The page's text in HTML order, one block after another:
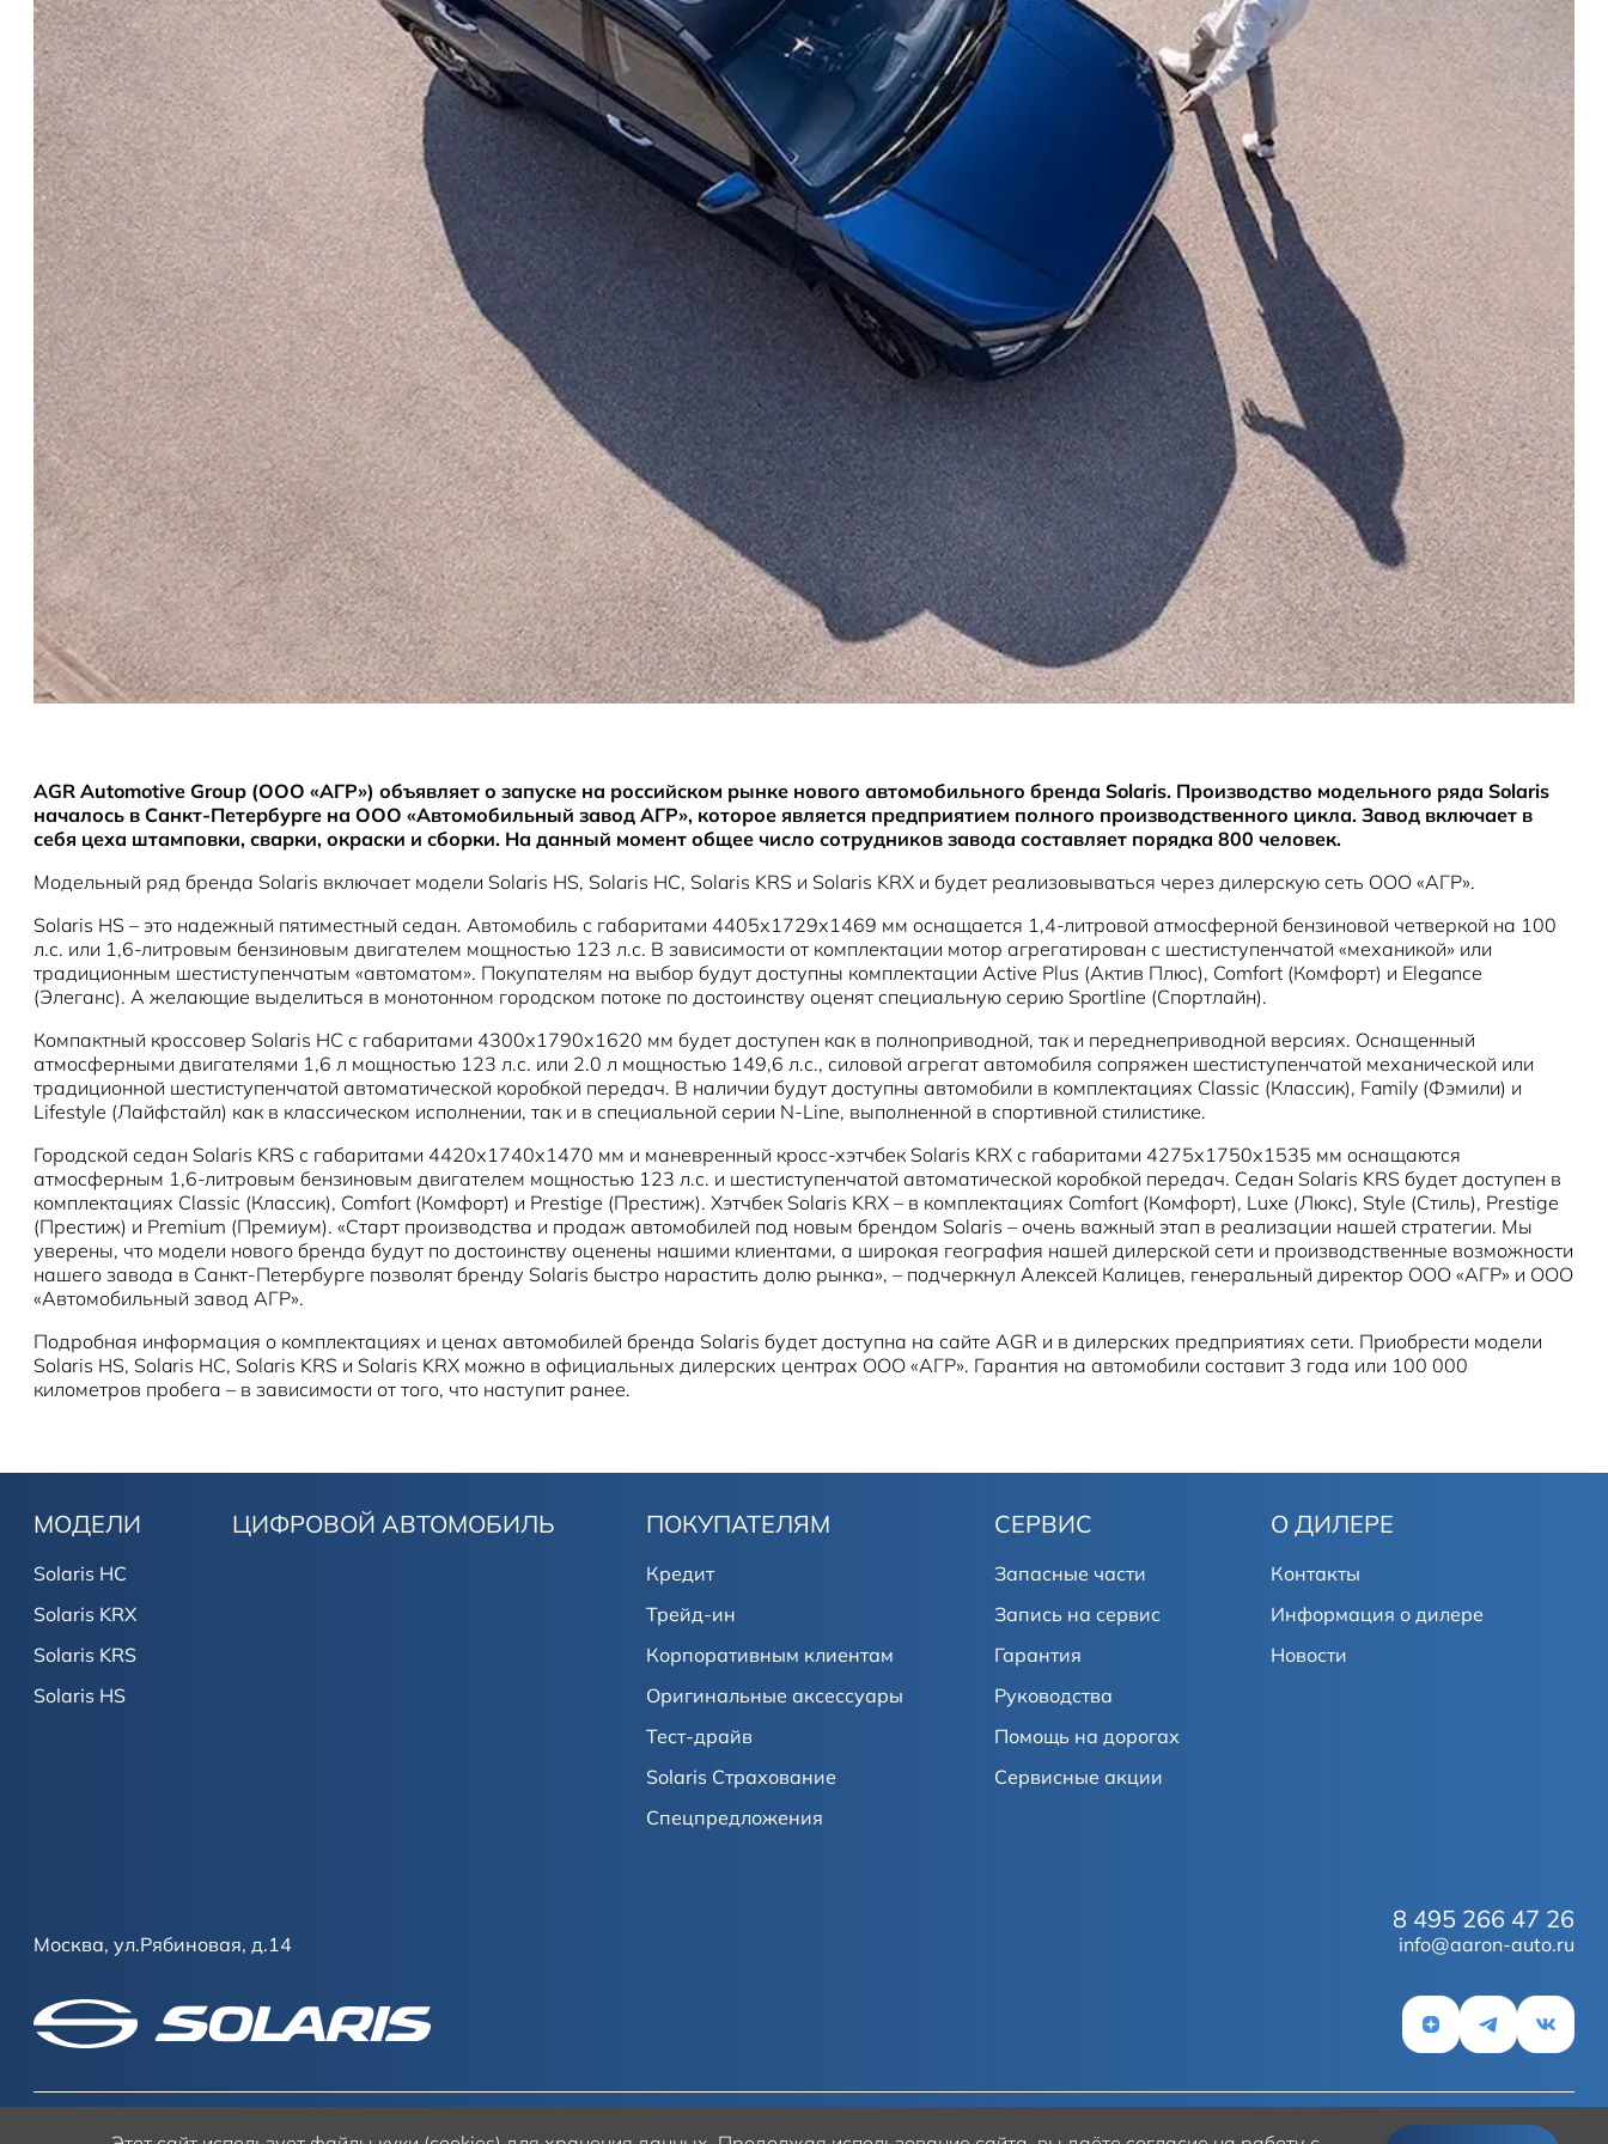
AGR Automotive Group (ООО «АГР») объявляет о запуске на российском рынке нового автомобильного бренда Solaris. Производство модельного ряда Solaris
началось в Санкт-Петербурге на ООО «Автомобильный завод АГР», которое является предприятием полного производственного цикла. Завод включает в
себя цеха штамповки, сварки, окраски и сборки. На данный момент общее число сотрудников завода составляет порядка 800 человек.
Модельный ряд бренда Solaris включает модели Solaris HS, Solaris HC, Solaris KRS и Solaris KRX и будет реализовываться через дилерскую сеть ООО «АГР».
Solaris HS – это надежный пятиместный седан. Автомобиль с габаритами 4405х1729х1469 мм оснащается 1,4-литровой атмосферной бензиновой четверкой на 100
л.с. или 1,6-литровым бензиновым двигателем мощностью 123 л.с. В зависимости от комплектации мотор агрегатирован с шестиступенчатой «механикой» или
традиционным шестиступенчатым «автоматом». Покупателям на выбор будут доступны комплектации Active Plus (Актив Плюс), Comfort (Комфорт) и Elegance
(Элеганс). А желающие выделиться в монотонном городском потоке по достоинству оценят специальную серию Sportline (Спортлайн).
Компактный кроссовер Solaris HC с габаритами 4300х1790х1620 мм будет доступен как в полноприводной, так и переднеприводной версиях. Оснащенный
атмосферными двигателями 1,6 л мощностью 123 л.с. или 2.0 л мощностью 149,6 л.с., силовой агрегат автомобиля сопряжен шестиступенчатой механической или
традиционной шестиступенчатой автоматической коробкой передач. В наличии будут доступны автомобили в комплектациях Classic (Классик), Family (Фэмили) и
Lifestyle (Лайфстайл) как в классическом исполнении, так и в специальной серии N-Line, выполненной в спортивной стилистике.
Городской седан Solaris KRS с габаритами 4420х1740х1470 мм и маневренный кросс-хэтчбек Solaris KRX с габаритами 4275х1750х1535 мм оснащаются
атмосферным 1,6-литровым бензиновым двигателем мощностью 123 л.с. и шестиступенчатой автоматической коробкой передач. Седан Solaris KRS будет доступен в
комплектациях Classic (Классик), Comfort (Комфорт) и Prestige (Престиж). Хэтчбек Solaris KRX – в комплектациях Comfort (Комфорт), Luxe (Люкс), Style (Стиль), Prestige
(Престиж) и Premium (Премиум). «Старт производства и продаж автомобилей под новым брендом Solaris – очень важный этап в реализации нашей стратегии. Мы
уверены, что модели нового бренда будут по достоинству оценены нашими клиентами, а широкая география нашей дилерской сети и производственные возможности
нашего завода в Санкт-Петербурге позволят бренду Solaris быстро нарастить долю рынка», – подчеркнул Алексей Калицев, генеральный директор ООО «АГР» и ООО
«Автомобильный завод АГР».
Подробная информация о комплектациях и ценах автомобилей бренда Solaris будет доступна на сайте AGR и в дилерских предприятиях сети. Приобрести модели
Solaris HS, Solaris HC, Solaris KRS и Solaris KRX можно в официальных дилерских центрах ООО «АГР». Гарантия на автомобили составит 3 года или 100 000
километров пробега – в зависимости от того, что наступит ранее.
МОДЕЛИ
Solaris HC
Solaris KRX
Solaris KRS
Solaris HS
ЦИФРОВОЙ АВТОМОБИЛЬ ПОКУПАТЕЛЯМ
Кредит
Трейд-ин
Корпоративным клиентам
Оригинальные аксессуары
Тест-драйв
Solaris Страхование
Спецпредложения
СЕРВИС
Запасные части
Запись на сервис
Гарантия
Руководства
Помощь на дорогах
Сервисные акции
О ДИЛЕРЕ
Контакты
Информация о дилере
Новости
Москва, ул.Рябиновая, д.14
8 495 266 47 26
info@aaron-auto.ru